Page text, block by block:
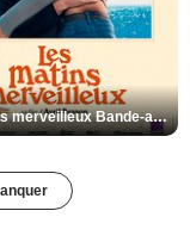
Les Matins merveilleux Bande-annonce VF